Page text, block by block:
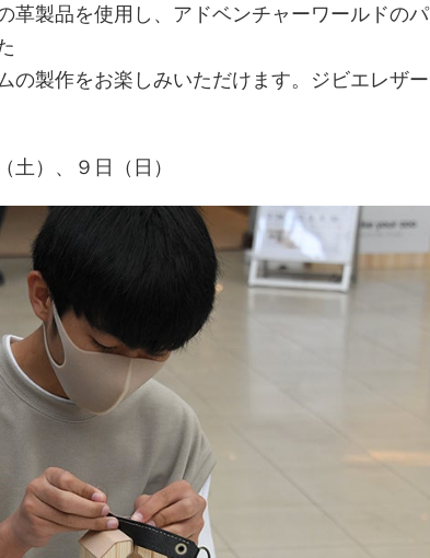
革製品を使用し、アドベンチャーワールドのパ
の製作をお楽しみいただけます。ジビエレザー
）、９日（日）